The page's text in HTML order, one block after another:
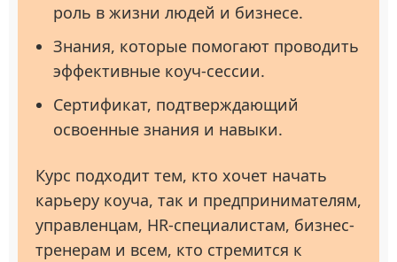
роль в жизни людей и бизнесе.
Знания, которые помогают проводить
эффективные коуч-сессии.
Сертификат, подтверждающий
освоенные знания и навыки.
Курс подходит тем, кто хочет начать
карьеру коуча, так и предпринимателям,
управленцам, HR-специалистам, бизнес-
тренерам и всем, кто стремится к